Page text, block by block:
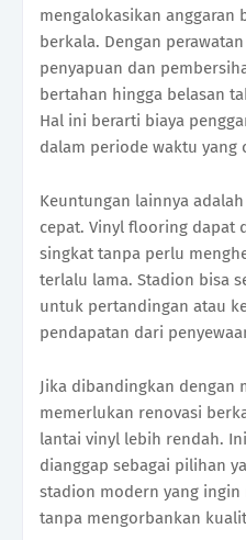
mengalokasikan anggaran
berkala. Dengan
penyapuan dan
bertahan hingga belasan
Hal ini berarti biaya
dalam periode waktu yang
Keuntungan lainnya
cepat. Vinyl flooring dapat
singkat tanpa perlu
terlalu lama. Stadion bisa
untuk pertandingan atau
pendapatan dari
Jika dibandingkan dengan
memerlukan renovasi
lantai vinyl lebih rendah.
dianggap sebagai pilihan
stadion modern yang
tanpa mengorbankan